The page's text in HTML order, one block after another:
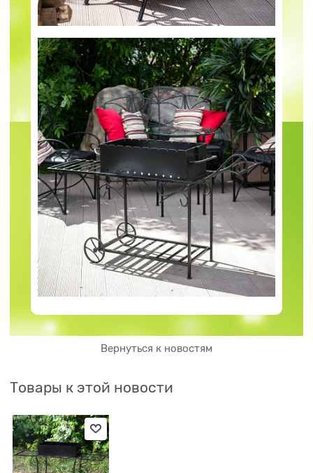
Вернуться к новостям
Товары к этой новости